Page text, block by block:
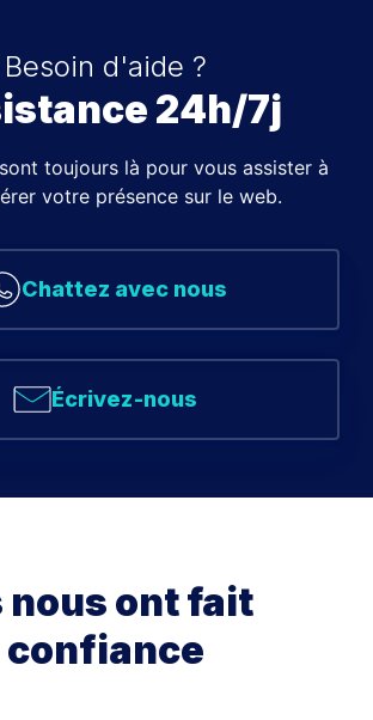
Besoin d'aide ?
24h/7j
toujours là pour vous assister à
votre présence sur le web.
Chattez avec nous
Écrivez-nous
nous ont fait
confiance